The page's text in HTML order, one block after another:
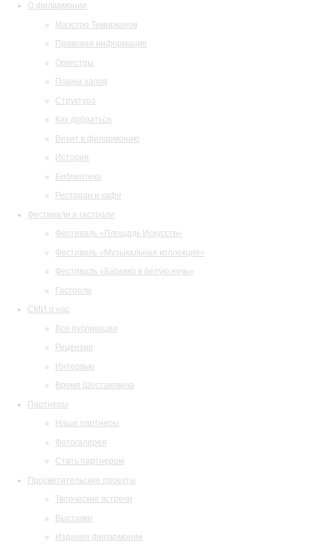
О филармонии
Маэстро Темирканов
Правовая информация
Оркестры
Планы залов
Структура
Как добраться
Визит в филармонию
История
Библиотека
Ресторан и кафе
Фестивали и гастроли
Фестиваль «Площадь Искусств»
Фестиваль «Музыкальная коллекция»
Фестиваль «Барокко в белую ночь»
Гастроли
СМИ о нас
Все публикации
Рецензии
Интервью
Время Шостаковича
Партнеры
Наши партнеры
Фотогалерея
Стать партнером
Просветительские проекты
Творческие встречи
Выставки
Издания филармонии